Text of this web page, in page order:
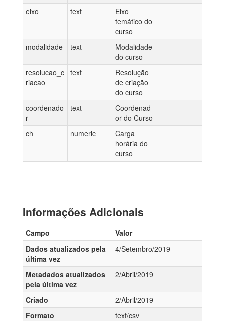
eixo text
Eixo
temático do
curso
modalidade
text
Modalidade
do curso
resolucao_c
riacao
text
Resolução
de criação
do curso
coordenado
r
text
Coordenad
or do Curso
ch
numeric
Carga
horária do
curso
Informações Adicionais
Campo
Valor
Dados atualizados pela
última vez
4/Setembro/2019
Metadados atualizados
pela última vez
2/Abril/2019
Criado
2/Abril/2019
Formato
text/csv